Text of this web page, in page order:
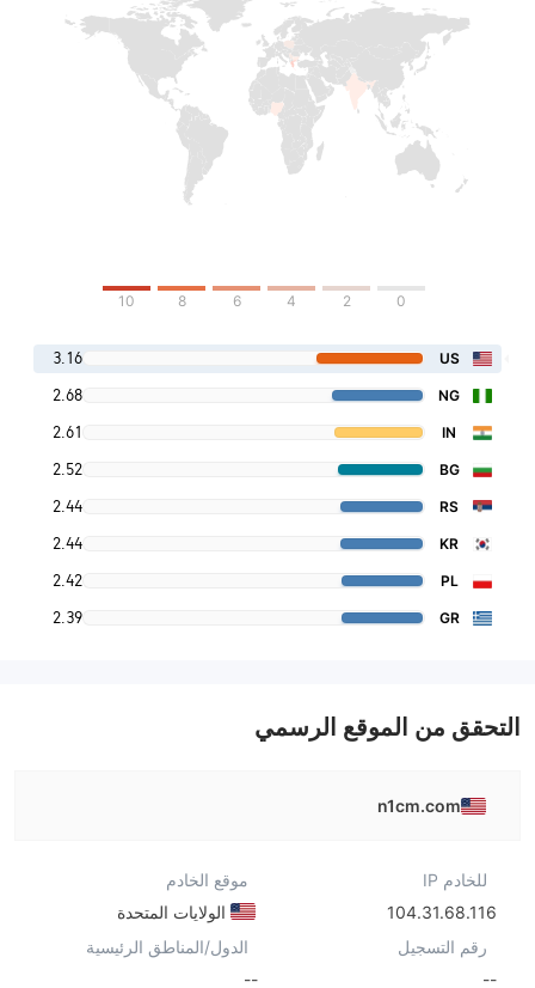
0
2
4
6
8
10
US
3.16
NG
2.68
IN
2.61
BG
2.52
RS
2.44
KR
2.44
PL
2.42
GR
2.39
التحقق من الموقع الرسمي
n1cm.com
للخادم IP
104.31.68.116
موقع الخادم
الولايات المتحدة
رقم التسجيل
--
الدول/المناطق الرئيسية
--